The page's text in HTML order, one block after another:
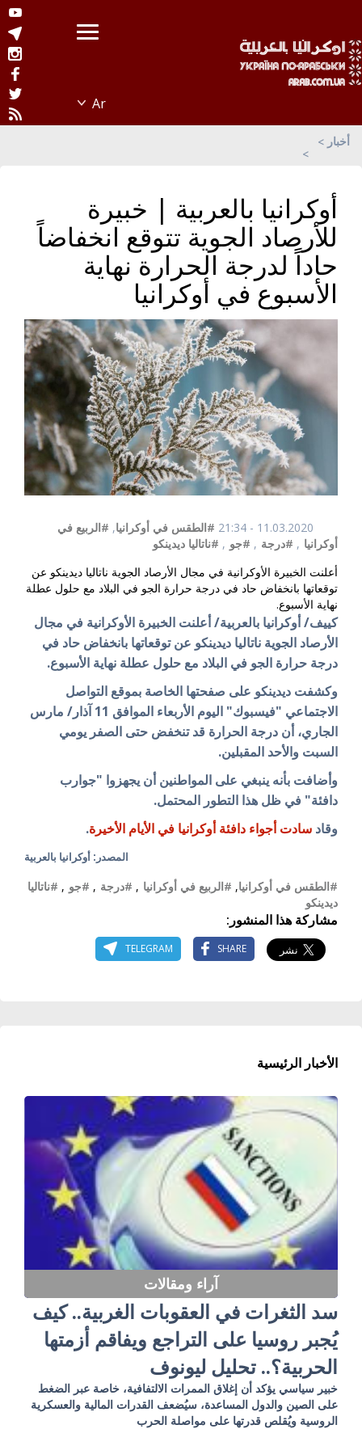
أخبار
أوكرانيا بالعربية | خبيرة
للأرصاد الجوية تتوقع انخفاضاً
حاداً لدرجة الحرارة نهاية
الأسبوع في أوكرانيا
11.03.2020 - 21:34 #الطقس في أوكرانيا, #الربيع في
أوكرانيا , #درجة , #جو , #ناتاليا ديدينكو
أعلنت الخبيرة الأوكرانية في مجال الأرصاد الجوية ناتاليا ديدينكو عن
توقعاتها بانخفاض حاد في درجة حرارة الجو في البلاد مع حلول عطلة
نهاية الأسبوع.
كييف/ أوكرانيا بالعربية/ أعلنت الخبيرة الأوكرانية في مجال
الأرصاد الجوية ناتاليا ديدينكو عن توقعاتها بانخفاض حاد في
درجة حرارة الجو في البلاد مع حلول عطلة نهاية الأسبوع.
وكشفت ديدينكو على صفحتها الخاصة بموقع التواصل
الاجتماعي "فيسبوك" اليوم الأربعاء الموافق 11 آذار/ مارس
الجاري، أن درجة الحرارة قد تنخفض حتى الصفر يومي
السبت والأحد المقبلين.
وأضافت بأنه ينبغي على المواطنين أن يجهزوا "جوارب
دافئة" في ظل هذا التطور المحتمل.
وقاد سادت أجواء دافئة أوكرانيا في الأيام الأخيرة.
المصدر: أوكرانيا بالعربية
#الطقس في أوكرانيا, #الربيع في أوكرانيا , #درجة , #جو , #ناتاليا
ديدينكو
مشاركة هذا المنشور:
SHARE
TELEGRAM
الأخبار الرئيسية
آراء ومقالات
سد الثغرات في العقوبات الغربية.. كيف
يُجبر روسيا على التراجع ويفاقم أزمتها
الحربية؟.. تحليل ليونوف
خبير سياسي يؤكد أن إغلاق الممرات الالتفافية، خاصة عبر الضغط
على الصين والدول المساعدة، سيُضعف القدرات المالية والعسكرية
الروسية ويُقلص قدرتها على مواصلة الحرب